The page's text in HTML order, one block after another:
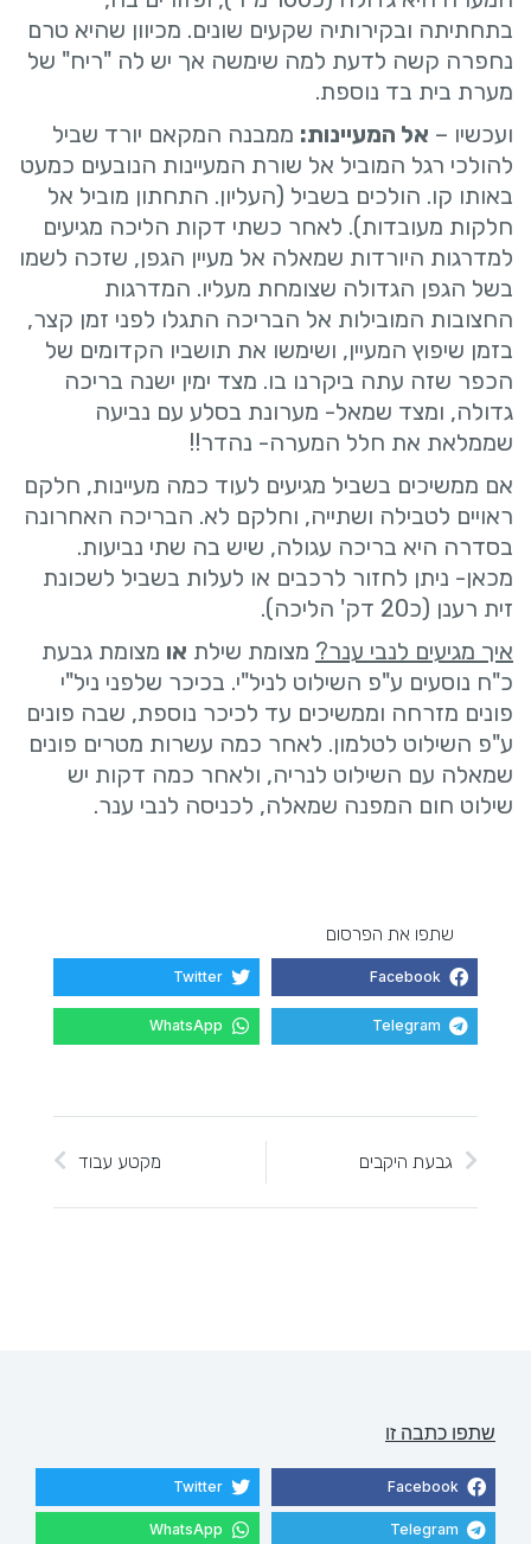
בתחתיתה ובקירותיה שקעים שונים. מכיוון שהיא טרם
נחפרה קשה לדעת למה שימשה אך יש לה "ריח" של
מערת בית בד נוספת.
ועכשיו – אל המעיינות: ממבנה המקאם יורד שביל
להולכי רגל המוביל אל שורת המעיינות הנובעים כמעט
באותו קו. הולכים בשביל (העליון. התחתון מוביל אל
חלקות מעובדות). לאחר כשתי דקות הליכה מגיעים
למדרגות היורדות שמאלה אל מעיין הגפן, שזכה לשמו
בשל הגפן הגדולה שצומחת מעליו. המדרגות
החצובות המובילות אל הבריכה התגלו לפני זמן קצר,
בזמן שיפוץ המעיין, ושימשו את תושביו הקדומים של
הכפר שזה עתה ביקרנו בו. מצד ימין ישנה בריכה
גדולה, ומצד שמאל- מערונת בסלע עם נביעה
שממלאת את חלל המערה- נהדר!!
אם ממשיכים בשביל מגיעים לעוד כמה מעיינות, חלקם
ראויים לטבילה ושתייה, וחלקם לא. הבריכה האחרונה
בסדרה היא בריכה עגולה, שיש בה שתי נביעות.
מכאן- ניתן לחזור לרכבים או לעלות בשביל לשכונת
זית רענן (כ20 דק' הליכה).
איך מגיעים לנבי ענר? מצומת שילת או מצומת גבעת
כ"ח נוסעים ע"פ השילוט לניל"י. בכיכר שלפני ניל"י
פונים מזרחה וממשיכים עד לכיכר נוספת, שבה פונים
ע"פ השילוט לטלמון. לאחר כמה עשרות מטרים פונים
שמאלה עם השילוט לנריה, ולאחר כמה דקות יש
שילוט חום המפנה שמאלה, לכניסה לנבי ענר.
שתפו את הפרסום
Facebook
Twitter
Telegram
WhatsApp
גבעת היקבים מקטע עבוד
שתפו כתבה זו
Facebook
Twitter
Telegram
WhatsApp